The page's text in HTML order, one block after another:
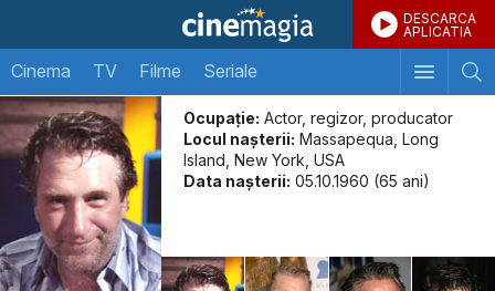
DESCARCA
APLICATIA
Cinema TV Filme Seriale
Ocupație: Actor, regizor, producator
Locul naşterii: Massapequa, Long
Island, New York, USA
Data naşterii: 05.10.1960 (65 ani)